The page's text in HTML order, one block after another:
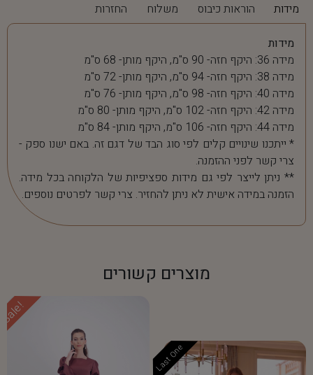
מידות הוראות כיבוס משלוח החזרות
מידות
מידה 36: היקף חזה- 90 ס"מ, היקף מותן- 68 ס"מ
מידה 38: היקף חזה- 94 ס"מ, היקף מותן- 72 ס"מ
מידה 40: היקף חזה- 98 ס"מ, היקף מותן- 76 ס"מ
מידה 42: היקף חזה- 102 ס"מ, היקף מותן- 80 ס"מ
מידה 44: היקף חזה- 106 ס"מ, היקף מותן- 84 ס"מ
* ייתכנו שינויים קלים לפי סוג הבד של דגם זה. באם ישנו ספק -
צרי קשר לפני ההזמנה.
** ניתן לייצר לפי גם מידות ספציפיות של הלקוחה בכל מידה.
הזמנה במידה אישית לא ניתן להחזיר. צרי קשר לפרטים נוספים.
מוצרים קשורים
Last One